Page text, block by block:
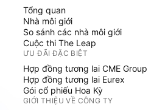
Tổng quan
Nhà môi giới
So sánh các nhà môi giới
Cuộc thi The Leap
ƯU ĐÃI ĐẶC BIỆT
Hợp đồng tương lai CME Group
Hợp đồng tương lai Eurex
Gói cổ phiếu Hoa Kỳ
GIỚI THIỆU VỀ CÔNG TY